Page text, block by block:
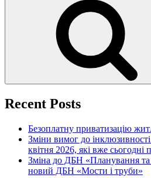
Recent Posts
Безоплатну приватизацію
Зміни вимог до інклюзивності
квітня 2026, які вже сьогодні
Зміна до ДБН «Планування та
новий ДБН «Мости і труби»